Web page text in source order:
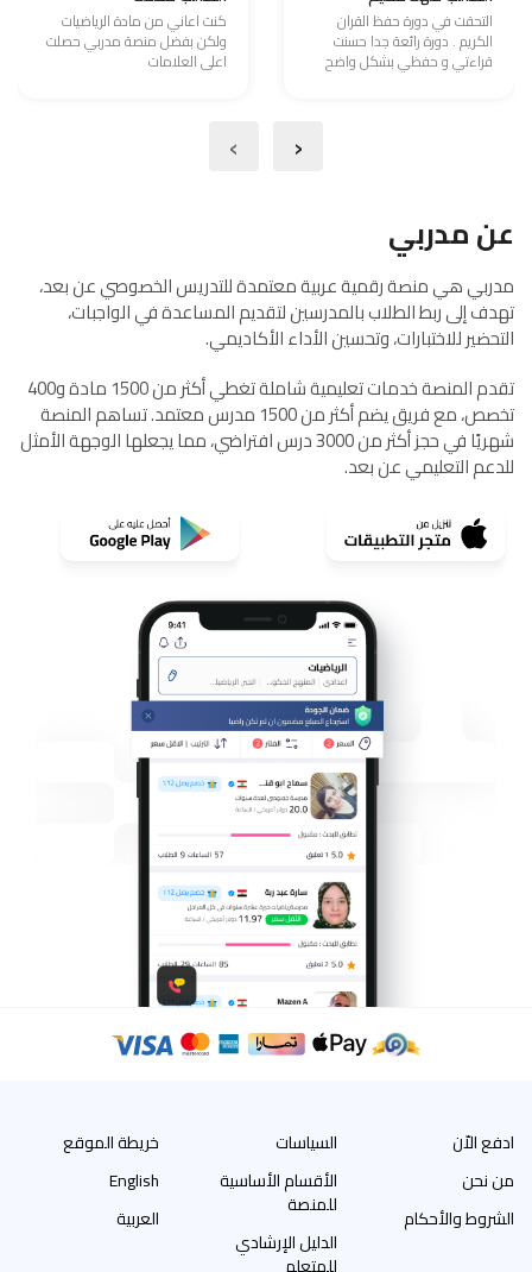
التحقت في دورة حفظ القران
الكريم . دورة رائعة جدا حسنت
قراءتي و حفظي بشكل واضح
كنت اعاني من مادة الرياضيات
ولكن بفضل منصة مدربي حصلت
اعلى العلامات
‹
›
عن مدربي
مدربي هي منصة رقمية عربية معتمدة للتدريس الخصوصي عن بعد،
تهدف إلى ربط الطلاب بالمدرسين لتقديم المساعدة في الواجبات،
التحضير للاختبارات، وتحسين الأداء الأكاديمي.
تقدم المنصة خدمات تعليمية شاملة تغطي أكثر من 1500 مادة و400
تخصص، مع فريق يضم أكثر من 1500 مدرس معتمد. تساهم المنصة
شهريًا في حجز أكثر من 3000 درس افتراضي، مما يجعلها الوجهة الأمثل
للدعم التعليمي عن بعد.
ادفع الاّن
من نحن
الشروط والأحكام
السياسات
الأقسام الأساسية
للمنصة
الدليل الإرشادي
خريطة الموقع
English
العربية